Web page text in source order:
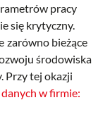
pracy
się krytyczny.
zarówno bieżące
środowiska
Przy tej okazji
w firmie: